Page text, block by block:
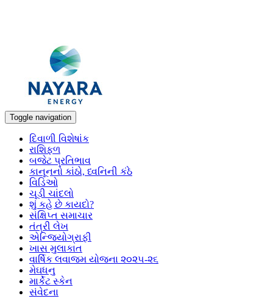
Toggle navigation
દિવાળી વિશેષાંક
રાશિફળ
બજેટ પ્રતિભાવ
કાનૂનનો કાંઠો, ધ્વનિની કંઠે
વિડિઓ
ચૂડી ચાંદલો
શું કહે છે કાયદો?
સંક્ષિપ્ત સમાચાર
તંત્રી લેખ
એન્જિયોગ્રાફી
ખાસ મુલાકાત
વાર્ષિક લવાજમ યોજના ૨૦૨૫-૨૬
મેઘધનુ
માર્કેટ સ્કેન
સંવેદના